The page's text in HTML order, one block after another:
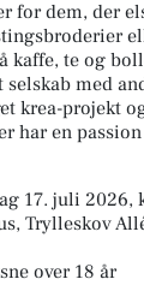
for dem, der
kaffe, te og
selskab med
krea-projekt
har en
17. juli 2026,
Trylleskov
over 18 år